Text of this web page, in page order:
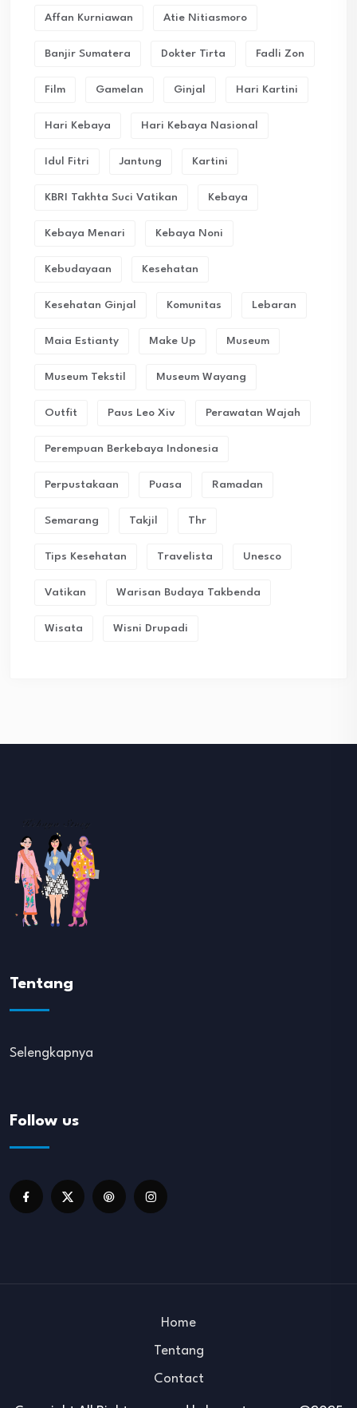
Affan Kurniawan Atie Nitiasmoro
Banjir Sumatera Dokter Tirta Fadli Zon
Film Gamelan Ginjal Hari Kartini
Hari Kebaya Hari Kebaya Nasional
Idul Fitri Jantung Kartini
KBRI Takhta Suci Vatikan Kebaya
Kebaya Menari Kebaya Noni
Kebudayaan Kesehatan
Kesehatan Ginjal Komunitas Lebaran
Maia Estianty Make Up Museum
Museum Tekstil Museum Wayang
Outfit Paus Leo Xiv Perawatan Wajah
Perempuan Berkebaya Indonesia
Perpustakaan Puasa Ramadan
Semarang Takjil Thr
Tips Kesehatan Travelista Unesco
Vatikan Warisan Budaya Takbenda
Wisata Wisni Drupadi
Tentang
Selengkapnya
Follow us
Home
Tentang
Contact